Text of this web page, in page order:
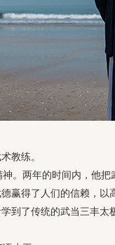
教练。
两年的时间内，他把
赢得了人们的信赖，
到了传统的武当三丰